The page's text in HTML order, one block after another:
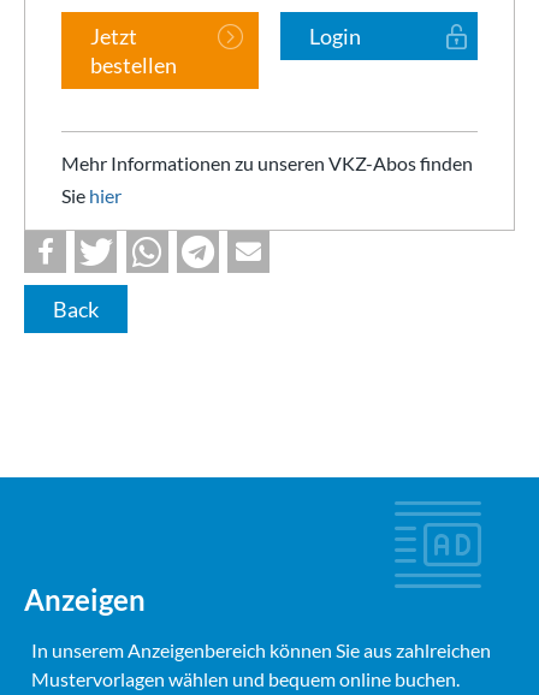
Jetzt
bestellen
Login
Mehr Informationen zu unseren VKZ-Abos finden
Sie hier
Back
Anzeigen
In unserem Anzeigenbereich können Sie aus zahlreichen
Mustervorlagen wählen und bequem online buchen.